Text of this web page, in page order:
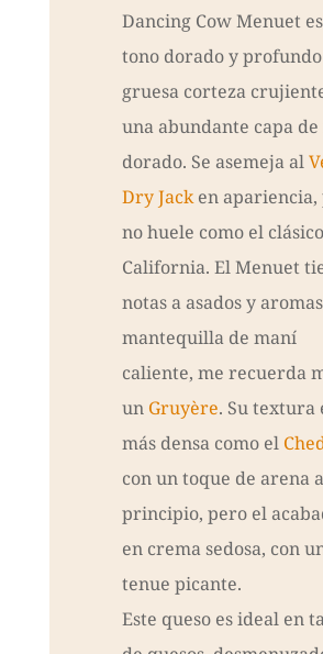
Dancing Cow Menuet
tono dorado y
gruesa corteza
una abundante capa
dorado. Se asemeja al
Dry Jacken apariencia,
no huele como el
California. El Menuet
notas a asados y
mantequilla de maní
caliente, me recuerda
un Gruyère. Su textura
más densa como el
con un toque de arena
principio, pero el
en crema sedosa, con
tenue picante.
Este queso es ideal en